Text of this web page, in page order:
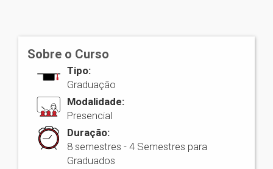
Sobre o Curso
Tipo:
Graduação
Modalidade:
Presencial
Duração:
8 semestres - 4 Semestres para
Graduados